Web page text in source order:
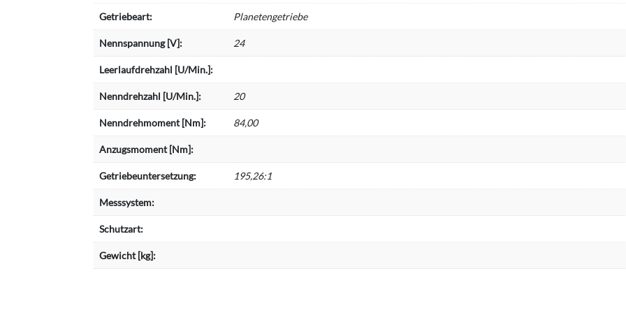
Getriebeart: Planetengetriebe
Nennspannung [V]: 24
Leerlaufdrehzahl [U/Min.]:
Nenndrehzahl [U/Min.]: 20
Nenndrehmoment [Nm]: 84,00
Anzugsmoment [Nm]:
Getriebeuntersetzung: 195,26:1
Messsystem:
Schutzart:
Gewicht [kg]: